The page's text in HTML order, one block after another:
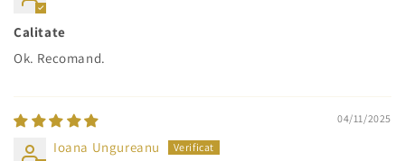
Calitate
Ok. Recomand.
04/11/2025
Ioana Ungureanu